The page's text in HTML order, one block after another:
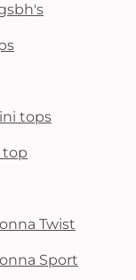
tops
top
Twist
Sport